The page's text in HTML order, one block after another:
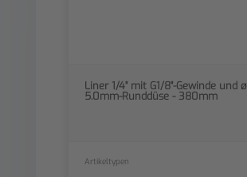
Liner 1/4" mit G1/8"-Gewinde und ø
5.0mm-Runddüse - 380mm
Artikeltypen